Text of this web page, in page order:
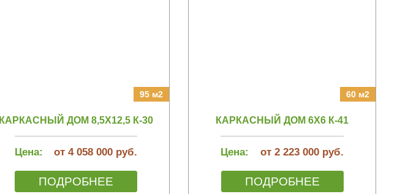
95 м2
КАРКАСНЫЙ ДОМ 8,5Х12,5 К-30
Цена: от 4 058 000 руб.
ПОДРОБНЕЕ
60 м2
КАРКАСНЫЙ ДОМ 6Х6 К-41
Цена: от 2 223 000 руб.
ПОДРОБНЕЕ